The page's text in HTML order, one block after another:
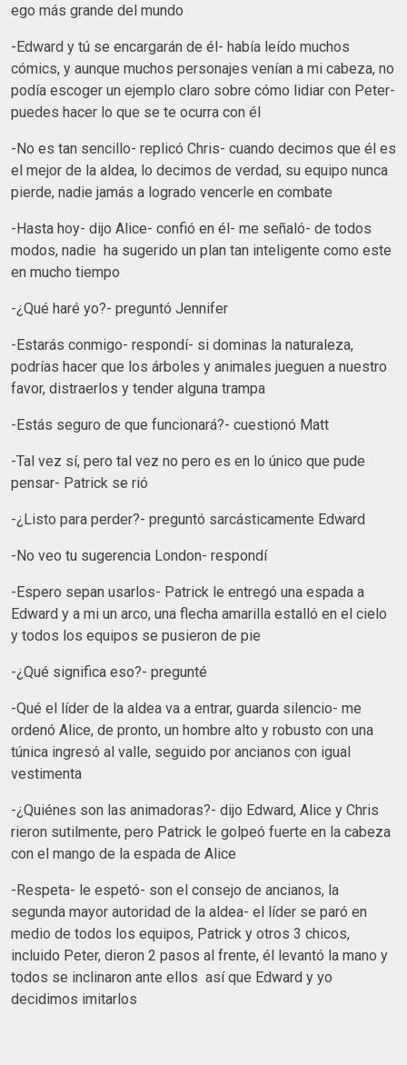
ego más grande del mundo
-Edward y tú se encargarán de él- había leído muchos
cómics, y aunque muchos personajes venían a mi cabeza, no
podía escoger un ejemplo claro sobre cómo lidiar con Peter-
puedes hacer lo que se te ocurra con él
-No es tan sencillo- replicó Chris- cuando decimos que él es
el mejor de la aldea, lo decimos de verdad, su equipo nunca
pierde, nadie jamás a logrado vencerle en combate
-Hasta hoy- dijo Alice- confió en él- me señaló- de todos
modos, nadie ha sugerido un plan tan inteligente como este
en mucho tiempo
-¿Qué haré yo?- preguntó Jennifer
-Estarás conmigo- respondí- si dominas la naturaleza,
podrías hacer que los árboles y animales jueguen a nuestro
favor, distraerlos y tender alguna trampa
-Estás seguro de que funcionará?- cuestionó Matt
-Tal vez sí, pero tal vez no pero es en lo único que pude
pensar- Patrick se rió
-¿Listo para perder?- preguntó sarcásticamente Edward
-No veo tu sugerencia London- respondí
-Espero sepan usarlos- Patrick le entregó una espada a
Edward y a mi un arco, una flecha amarilla estalló en el cielo
y todos los equipos se pusieron de pie
-¿Qué significa eso?- pregunté
-Qué el líder de la aldea va a entrar, guarda silencio- me
ordenó Alice, de pronto, un hombre alto y robusto con una
túnica ingresó al valle, seguido por ancianos con igual
vestimenta
-¿Quiénes son las animadoras?- dijo Edward, Alice y Chris
rieron sutilmente, pero Patrick le golpeó fuerte en la cabeza
con el mango de la espada de Alice
-Respeta- le espetó- son el consejo de ancianos, la
segunda mayor autoridad de la aldea- el líder se paró en
medio de todos los equipos, Patrick y otros 3 chicos,
incluido Peter, dieron 2 pasos al frente, él levantó la mano y
todos se inclinaron ante ellos así que Edward y yo
decidimos imitarlos